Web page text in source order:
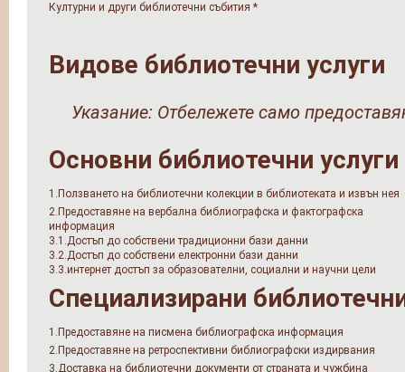
Културни и други библиотечни събития *
Видове библиотечни услуги
Указание: Отбележете само
Основни библиотечни услуги
1.Ползването на библиотечни колекции в библиотеката и извън нея
2.Предоставяне на вербална библиографска и фактографска
информация
3.1.Достъп до собствени традиционни бази данни
3.2.Достъп до собствени електронни бази данни
3.3.интернет достъп за образователни, социални и научни цели
Специализирани
1.Предоставяне на писмена библиографска информация
2.Предоставяне на ретроспективни библиографски издирвания
3.Доставка на библиотечни документи от страната и чужбина